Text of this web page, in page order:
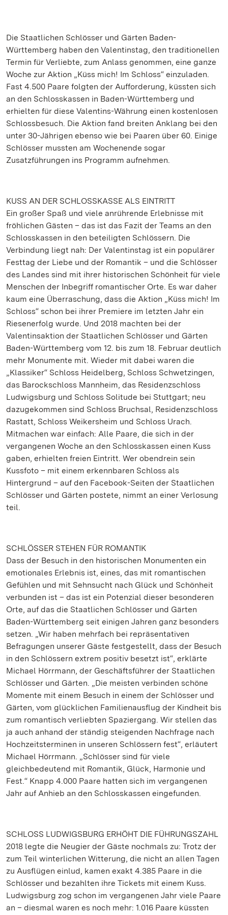
Die Staatlichen Schlösser und Gärten Baden-
Württemberg haben den Valentinstag, den traditionellen
Termin für Verliebte, zum Anlass genommen, eine ganze
Woche zur Aktion „Küss mich! Im Schloss“ einzuladen.
Fast 4.500 Paare folgten der Aufforderung, küssten sich
an den Schlosskassen in Baden-Württemberg und
erhielten für diese Valentins-Währung einen kostenlosen
Schlossbesuch. Die Aktion fand breiten Anklang bei den
unter 30-Jährigen ebenso wie bei Paaren über 60. Einige
Schlösser mussten am Wochenende sogar
Zusatzführungen ins Programm aufnehmen.
KUSS AN DER SCHLOSSKASSE ALS EINTRITT
Ein großer Spaß und viele anrührende Erlebnisse mit
fröhlichen Gästen – das ist das Fazit der Teams an den
Schlosskassen in den beteiligten Schlössern. Die
Verbindung liegt nah: Der Valentinstag ist ein populärer
Festtag der Liebe und der Romantik – und die Schlösser
des Landes sind mit ihrer historischen Schönheit für viele
Menschen der Inbegriff romantischer Orte. Es war daher
kaum eine Überraschung, dass die Aktion „Küss mich! Im
Schloss“ schon bei ihrer Premiere im letzten Jahr ein
Riesenerfolg wurde. Und 2018 machten bei der
Valentinsaktion der Staatlichen Schlösser und Gärten
Baden-Württemberg vom 12. bis zum 18. Februar deutlich
mehr Monumente mit. Wieder mit dabei waren die
„Klassiker“ Schloss Heidelberg, Schloss Schwetzingen,
das Barockschloss Mannheim, das Residenzschloss
Ludwigsburg und Schloss Solitude bei Stuttgart; neu
dazugekommen sind Schloss Bruchsal, Residenzschloss
Rastatt, Schloss Weikersheim und Schloss Urach.
Mitmachen war einfach: Alle Paare, die sich in der
vergangenen Woche an den Schlosskassen einen Kuss
gaben, erhielten freien Eintritt. Wer obendrein sein
Kussfoto – mit einem erkennbaren Schloss als
Hintergrund – auf den Facebook-Seiten der Staatlichen
Schlösser und Gärten postete, nimmt an einer Verlosung
teil.
SCHLÖSSER STEHEN FÜR ROMANTIK
Dass der Besuch in den historischen Monumenten ein
emotionales Erlebnis ist, eines, das mit romantischen
Gefühlen und mit Sehnsucht nach Glück und Schönheit
verbunden ist – das ist ein Potenzial dieser besonderen
Orte, auf das die Staatlichen Schlösser und Gärten
Baden-Württemberg seit einigen Jahren ganz besonders
setzen. „Wir haben mehrfach bei repräsentativen
Befragungen unserer Gäste festgestellt, dass der Besuch
in den Schlössern extrem positiv besetzt ist“, erklärte
Michael Hörrmann, der Geschäftsführer der Staatlichen
Schlösser und Gärten. „Die meisten verbinden schöne
Momente mit einem Besuch in einem der Schlösser und
Gärten, vom glücklichen Familienausflug der Kindheit bis
zum romantisch verliebten Spaziergang. Wir stellen das
ja auch anhand der ständig steigenden Nachfrage nach
Hochzeitsterminen in unseren Schlössern fest“, erläutert
Michael Hörrmann. „Schlösser sind für viele
gleichbedeutend mit Romantik, Glück, Harmonie und
Fest.“ Knapp 4.000 Paare hatten sich im vergangenen
Jahr auf Anhieb an den Schlosskassen eingefunden.
SCHLOSS LUDWIGSBURG ERHÖHT DIE FÜHRUNGSZAHL
2018 legte die Neugier der Gäste nochmals zu: Trotz der
zum Teil winterlichen Witterung, die nicht an allen Tagen
zu Ausflügen einlud, kamen exakt 4.385 Paare in die
Schlösser und bezahlten ihre Tickets mit einem Kuss.
Ludwigsburg zog schon im vergangenen Jahr viele Paare
an – diesmal waren es noch mehr: 1.016 Paare küssten